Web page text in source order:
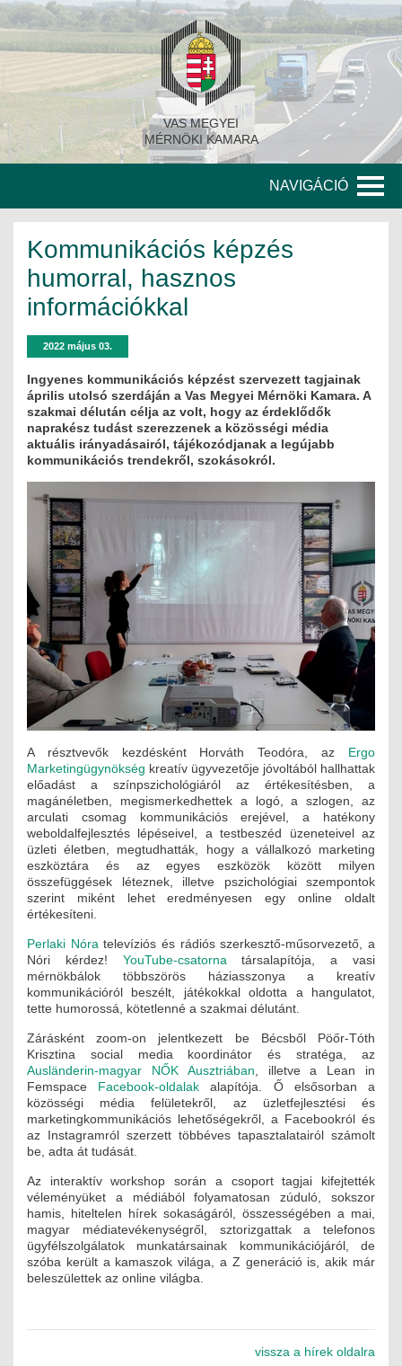
VAS MEGYEI
MÉRNÖKI KAMARA
NAVIGÁCIÓ
A KAMARA TÖRTÉNETE
SZERVEZETI FELÉPÍTÉS
KITÜNTETETT MÉRNÖKÖK
KORÁBBI TISZTSÉGVISELŐK
MÉRNÖK ELŐDÖK
MŰKÖDÉS
JOGOSULTSÁGOK
IGAZGATÁSI, SZOLGÁLTATÁSI DÍJAK
SZABÁLYZATOK
MŰKÖDÉSI DOKUMENTUMOK
KÖZÉRDEKŰ ADATOK
NYOMTATVÁNYOK
ELEKTROTECHNIKAI
ÉPÜLETGÉPÉSZETI
GEODÉZIAI ÉS GEOINFORMATIKAI
KÖRNYEZETVÉDELMI
KÖZLEKEDÉSI
TARTÓSZERKEZETI
HÍRKÖZLÉSI ÉS INFORMATIKAI
HÍREK
KÉPZÉSEK
TOVÁBBKÉPZÉSI KÖTELEZETTSÉGEK
JOGI KÖTELEZETTSÉGEK
SZAKMAI KÖTELEZETTSÉGEK
Kommunikációs képzés
humorral, hasznos
információkkal
2022 május 03.
Ingyenes kommunikációs képzést szervezett tagjainak
április utolsó szerdáján a Vas Megyei Mérnöki Kamara. A
szakmai délután célja az volt, hogy az érdeklődők
naprakész tudást szerezzenek a közösségi média
aktuális irányadásairól, tájékozódjanak a legújabb
kommunikációs trendekről, szokásokról.
A résztvevők kezdésként Horváth Teodóra, az Ergo
Marketingügynökség kreatív ügyvezetője jóvoltából hallhattak
előadást a színpszichológiáról az értékesítésben, a
magánéletben, megismerkedhettek a logó, a szlogen, az
arculati csomag kommunikációs erejével, a hatékony
weboldalfejlesztés lépéseivel, a testbeszéd üzeneteivel az
üzleti életben, megtudhatták, hogy a vállalkozó marketing
eszköztára és az egyes eszközök között milyen
összefüggések léteznek, illetve pszichológiai szempontok
szerint miként lehet eredményesen egy online oldalt
értékesíteni.
Perlaki Nóra televíziós és rádiós szerkesztő-műsorvezető, a
Nóri kérdez! YouTube-csatorna társalapítója, a vasi
mérnökbálok többszörös háziasszonya a kreatív
kommunikációról beszélt, játékokkal oldotta a hangulatot,
tette humorossá, kötetlenné a szakmai délutánt.
Zárásként zoom-on jelentkezett be Bécsből Pöőr-Tóth
Krisztina social media koordinátor és stratéga, az
Ausländerin-magyar NŐK Ausztriában , illetve a Lean in
Femspace Facebook-oldalak alapítója. Ő elsősorban a
közösségi média felületekről, az üzletfejlesztési és
marketingkommunikációs lehetőségekről, a Facebookról és
az Instagramról szerzett többéves tapasztalatairól számolt
be, adta át tudását.
Az interaktív workshop során a csoport tagjai kifejtették
véleményüket a médiából folyamatosan zúduló, sokszor
hamis, hiteltelen hírek sokaságáról, összességében a mai,
magyar médiatevékenységről, sztorizgattak a telefonos
ügyfélszolgálatok munkatársainak kommunikációjáról, de
szóba került a kamaszok világa, a Z generáció is, akik már
beleszülettek az online világba.
vissza a hírek oldalra